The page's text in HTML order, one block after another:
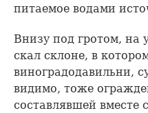
питаемое водами
Внизу под гротом, на
скал склоне, в
виноградодавильни,
видимо, тоже
составлявшей